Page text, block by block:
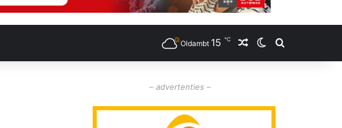
Oldambt 15 ℃ Willekeurig artikel
Switch skin
Zoeken
– advertenties –